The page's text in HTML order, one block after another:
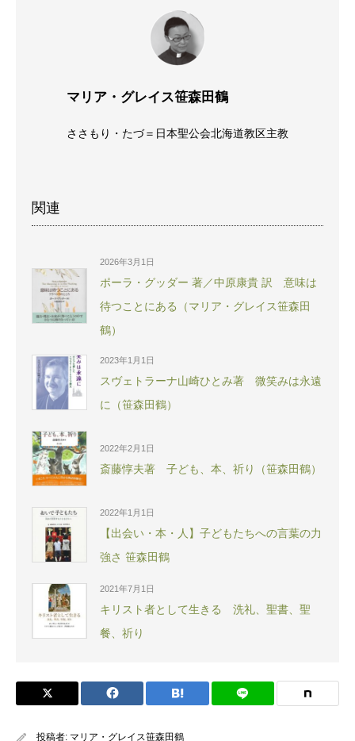
マリア・グレイス笹森田鶴
ささもり・たづ＝日本聖公会北海道教区主教
関連
2026年3月1日
ポーラ・グッダー 著／中原康貴 訳 意味は
待つことにある（マリア・グレイス笹森田
鶴）
2023年1月1日
スヴェトラーナ山崎ひとみ著 微笑みは永遠
に（笹森田鶴）
2022年2月1日
斎藤惇夫著 子ども、本、祈り（笹森田鶴）
2022年1月1日
【出会い・本・人】子どもたちへの言葉の力
強さ 笹森田鶴
2021年7月1日
キリスト者として生きる 洗礼、聖書、聖
餐、祈り
投稿者: マリア・グレイス笹森田鶴